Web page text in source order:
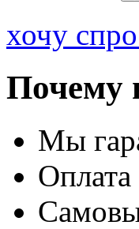
хочу
Почему
Мы